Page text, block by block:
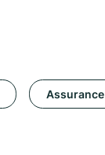
Assurance